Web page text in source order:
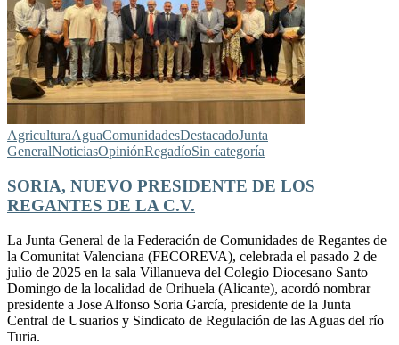
AgriculturaAguaComunidadesDestacadoJunta
GeneralNoticiasOpiniónRegadíoSin categoría
SORIA, NUEVO PRESIDENTE DE LOS
REGANTES DE LA C.V.
La Junta General de la Federación de Comunidades de Regantes de
la Comunitat Valenciana (FECOREVA), celebrada el pasado 2 de
julio de 2025 en la sala Villanueva del Colegio Diocesano Santo
Domingo de la localidad de Orihuela (Alicante), acordó nombrar
presidente a Jose Alfonso Soria García, presidente de la Junta
Central de Usuarios y Sindicato de Regulación de las Aguas del río
Turia.